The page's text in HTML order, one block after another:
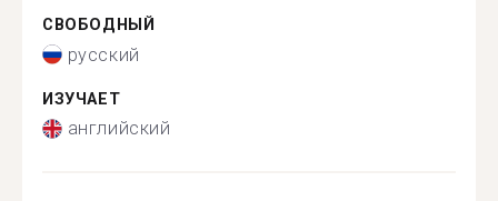
СВОБОДНЫЙ
русский
ИЗУЧАЕТ
английский